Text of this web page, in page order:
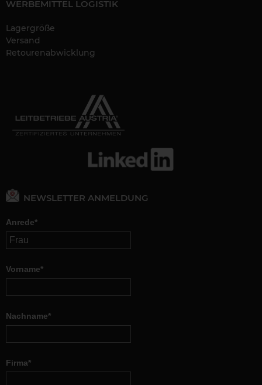
WERBEMITTEL LOGISTIK
Lagergröße
Versand
Retourenabwicklung
NEWSLETTER ANMELDUNG
Anrede*
Vorname*
Nachname*
Firma*